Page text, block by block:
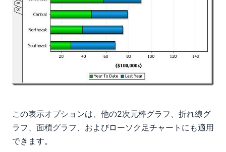
この表示オプションは、他の2次元棒グラフ、折れ線グ
ラフ、面積グラフ、およびローソク足チャートにも適用
できます。